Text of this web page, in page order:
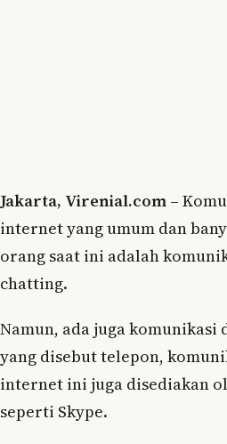
Jakarta, Virenial.com –
internet yang umum dan
orang saat ini adalah
chatting.
Namun, ada juga komunikasi
yang disebut telepon,
internet ini juga disediakan
seperti Skype.